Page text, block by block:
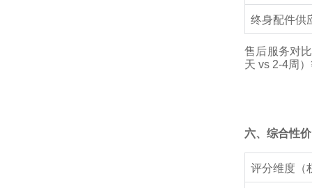
终身配件供
售后服务对
天 vs 2-4周
六、综合性
评分维度（